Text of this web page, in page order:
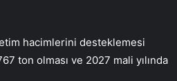
hacimlerini desteklemesi
ton olması ve 2027 mali yılında